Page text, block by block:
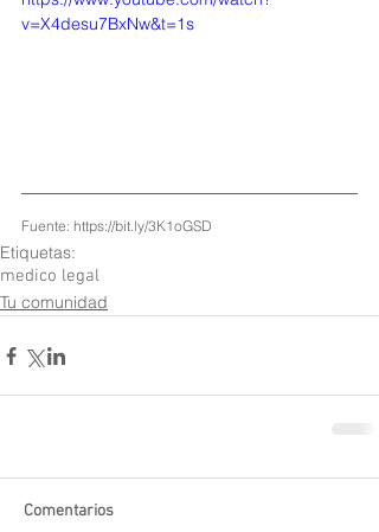
v=X4desu7BxNw&t=1s
Fuente: https://bit.ly/3K1oGSD
Etiquetas:
medico legal
Tu comunidad
Comentarios